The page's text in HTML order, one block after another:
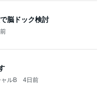
脳ドック検討
ルB 4日前